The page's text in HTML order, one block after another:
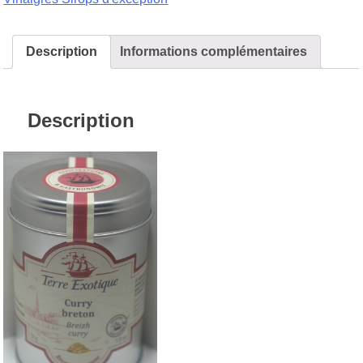
Description Informations complémentaires
Description